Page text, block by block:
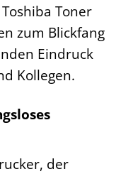
Toner
zum Blickfang
Eindruck
Kollegen.
der